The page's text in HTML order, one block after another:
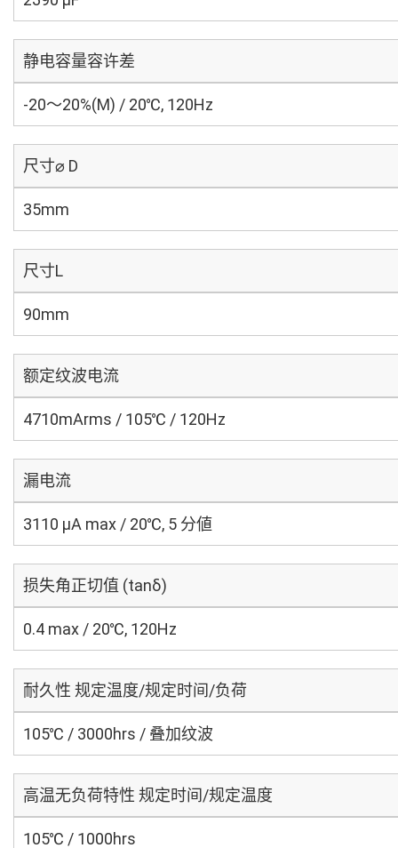
静电容量容许差
-20～20%(M) / 20℃, 120Hz
尺寸⌀ D
35mm
尺寸L
90mm
额定纹波电流
4710mArms / 105℃ / 120Hz
漏电流
3110 μA max / 20℃, 5 分値
损失角正切值 (tanδ)
0.4 max / 20℃, 120Hz
耐久性 规定温度/规定时间/负荷
105℃ / 3000hrs / 叠加纹波
高温无负荷特性 规定时间/规定温度
105℃ / 1000hrs